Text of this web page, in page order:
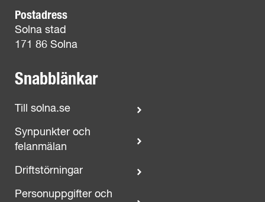
Postadress
Solna stad
171 86 Solna
Snabblänkar
Till solna.se
Synpunkter och
felanmälan
Driftstörningar
Personuppgifter och